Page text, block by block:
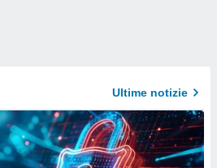
Ultime notizie